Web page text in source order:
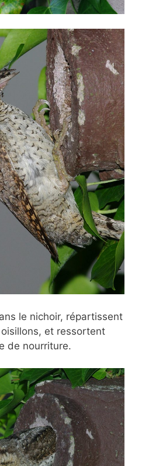
le nichoir, répartissent
et ressortent
de nourriture.